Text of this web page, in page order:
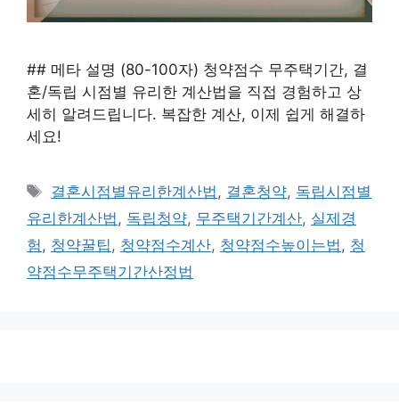
## 메타 설명 (80-100자) 청약점수 무주택기간, 결
혼/독립 시점별 유리한 계산법을 직접 경험하고 상
세히 알려드립니다. 복잡한 계산, 이제 쉽게 해결하
세요!
태
그
결혼시점별유리한계산법 , 결혼청약, 독립시점별
유리한계산법 , 독립청약, 무주택기간계산, 실제경
험 , 청약꿀팁 , 청약점수계산, 청약점수높이는법 , 청
약점수무주택기간산정법